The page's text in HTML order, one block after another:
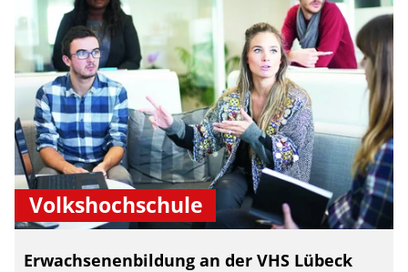
Volkshochschule
Erwachsenenbildung an der VHS Lübeck